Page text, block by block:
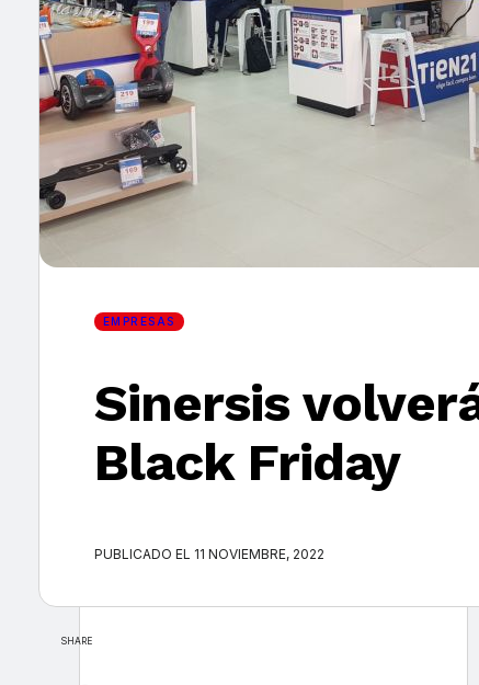
×
EMPRESAS
Sinersis
Black Friday
PUBLICADO EL 11 NOVIEMBRE, 2022
SHARE